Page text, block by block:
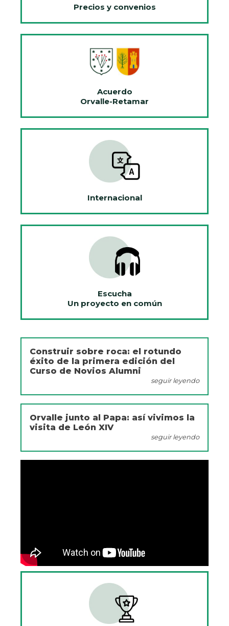
Precios y convenios
Acuerdo
Orvalle-Retamar
Internacional
Escucha
Un proyecto en común
Construir sobre roca: el rotundo
éxito de la primera edición del
Curso de Novios Alumni
seguir leyendo
Orvalle junto al Papa: así vivimos la
visita de León XIV
seguir leyendo